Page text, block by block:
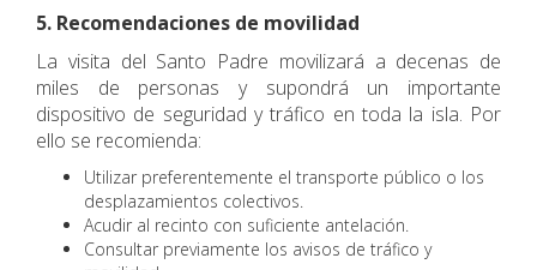
5. Recomendaciones de movilidad
La visita del Santo Padre movilizará a decenas de
miles de personas y supondrá un importante
dispositivo de seguridad y tráfico en toda la isla. Por
ello se recomienda:
Utilizar preferentemente el transporte público o los
desplazamientos colectivos.
Acudir al recinto con suficiente antelación.
Consultar previamente los avisos de tráfico y